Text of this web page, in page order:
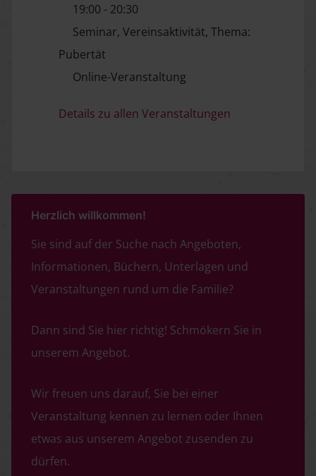
19:00 - 20:30
Seminar, Vereinsaktivität, Thema:
Pubertät
Online-Veranstaltung
Details zu allen Veranstaltungen
Herzlich willkommen!
Sie sind auf der Suche nach Angeboten,
Informationen, Büchern, Unterlagen und
Veranstaltungen rund um die Familie?
Dann sind Sie hier richtig! Schmökern Sie in
unserem Angebot.
Wir freuen uns darauf, Sie bei einer
Veranstaltung kennen zu lernen oder Ihnen
etwas aus unserem Angebot zusenden zu
dürfen.